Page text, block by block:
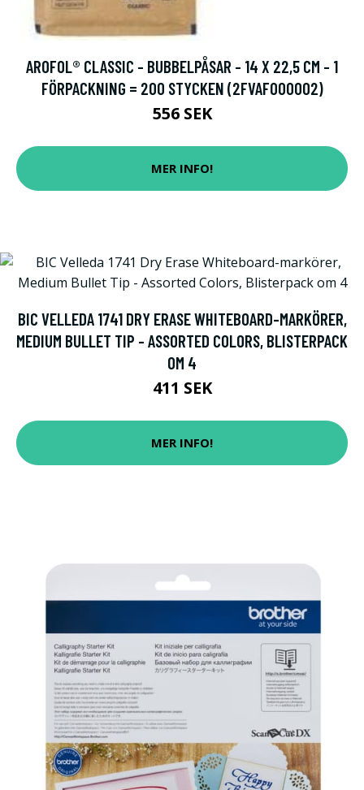
AROFOL® CLASSIC - BUBBELPÅSAR - 14 X 22,5 CM - 1
FÖRPACKNING = 200 STYCKEN (2FVAF000002)
556 SEK
MER INFO!
BIC VELLEDA 1741 DRY ERASE WHITEBOARD-MARKÖRER,
MEDIUM BULLET TIP - ASSORTED COLORS, BLISTERPACK
OM 4
411 SEK
MER INFO!